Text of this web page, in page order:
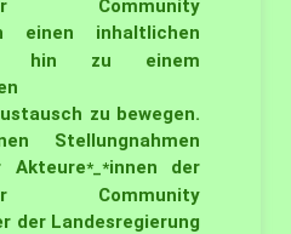
Community
inhaltlichen
hin zu einem
zu bewegen.
Stellungnahmen
Akteure*_*innen der
Community
der Landesregierung